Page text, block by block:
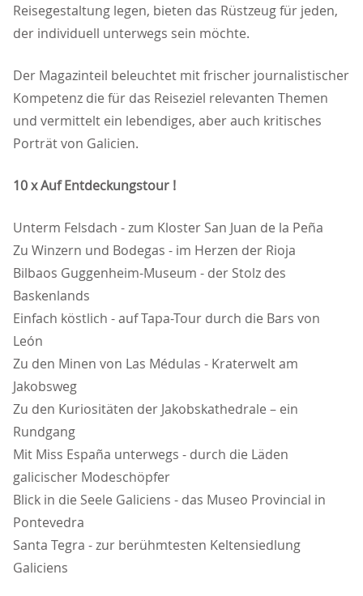
Reisegestaltung legen, bieten das Rüstzeug für jeden,
der individuell unterwegs sein möchte.
Der Magazinteil beleuchtet mit frischer journalistischer
Kompetenz die für das Reiseziel relevanten Themen
und vermittelt ein lebendiges, aber auch kritisches
Porträt von Galicien.
10 x Auf Entdeckungstour !
Unterm Felsdach - zum Kloster San Juan de la Peña
Zu Winzern und Bodegas - im Herzen der Rioja
Bilbaos Guggenheim-Museum - der Stolz des
Baskenlands
Einfach köstlich - auf Tapa-Tour durch die Bars von
León
Zu den Minen von Las Médulas - Kraterwelt am
Jakobsweg
Zu den Kuriositäten der Jakobskathedrale – ein
Rundgang
Mit Miss España unterwegs - durch die Läden
galicischer Modeschöpfer
Blick in die Seele Galiciens - das Museo Provincial in
Pontevedra
Santa Tegra - zur berühmtesten Keltensiedlung
Galiciens